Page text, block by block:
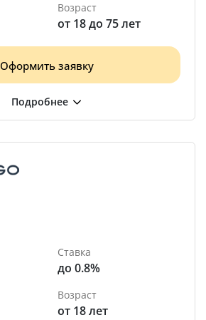
Возраст
от 18 до 75 лет
Оформить заявку
Ставка
до 0.8%
Возраст
от 18 лет